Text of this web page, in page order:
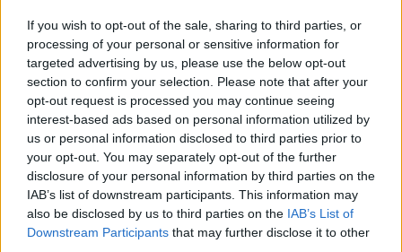
If you wish to opt-out of the sale, sharing to third parties, or
processing of your personal or sensitive information for
targeted advertising by us, please use the below opt-out
section to confirm your selection. Please note that after your
opt-out request is processed you may continue seeing
interest-based ads based on personal information utilized by
us or personal information disclosed to third parties prior to
your opt-out. You may separately opt-out of the further
disclosure of your personal information by third parties on the
IAB’s list of downstream participants. This information may
also be disclosed by us to third parties on the IAB’s List of
Downstream Participants that may further disclose it to other
Hangraforgó (Szentmártoni János: Verseim elé)
Lovászi Edina (Papp-Für János: Kezdet)
Röppentő Zenekar (Rózsássy Barbara: A naphoz)
TáncReakció (Lackfi János: Vízi szerelem)